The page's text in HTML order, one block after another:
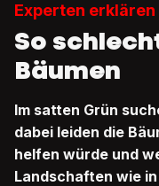
Experten erklären
So
Bäumen
Im satten Grün
dabei leiden die
helfen würde und
Landschaften wie